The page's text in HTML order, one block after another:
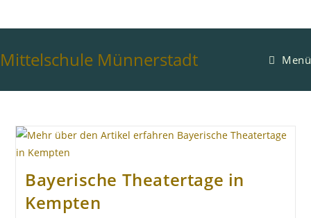
Mittelschule Münnerstadt Menü
Bayerische Theatertage in
Kempten